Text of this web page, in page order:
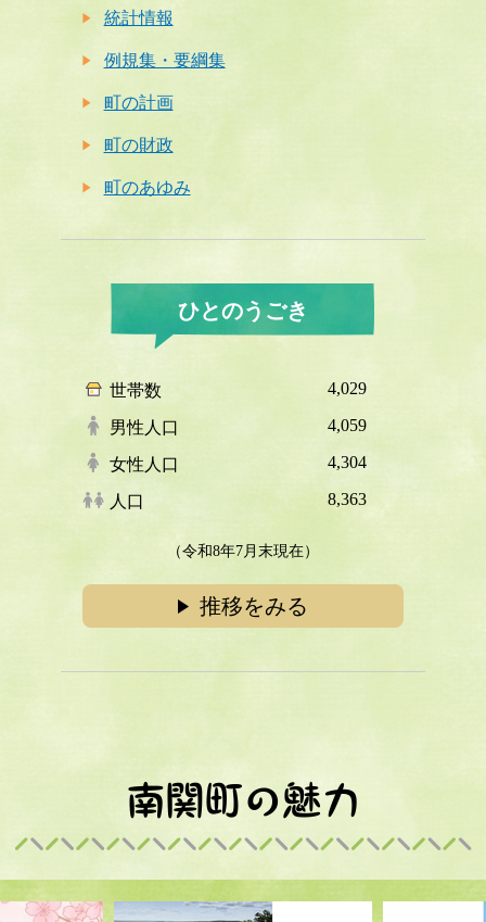
統計情報
例規集・要綱集
町の計画
町の財政
町のあゆみ
ひとのうごき
世帯数 4,029
男性人口 4,059
女性人口 4,304
人口 8,363
（令和8年7月末現在）
推移をみる